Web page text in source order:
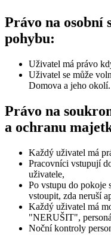
Právo na osobní
pohybu:
Uživatel má právo
Uživatel se může
Domova a jeho okolí.
Právo na
a ochranu
Každý uživatel má
Pracovníci vstupují
uživatele,
Po vstupu do pokoje
vstoupit, zda neruší
Každý uživatel má
"NERUŠIT",
Noční kontroly